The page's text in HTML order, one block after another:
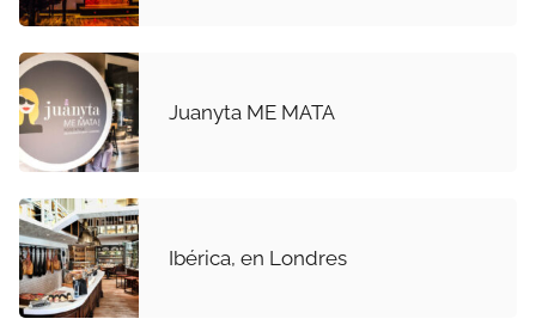
Juanyta ME MATA
Ibérica, en Londres